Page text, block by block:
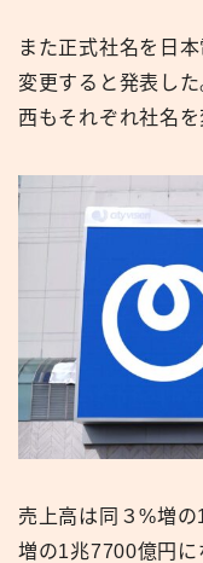
また正式社名を日
変更すると発表し
西もそれぞれ社名
売上高は同３%増
増の1兆7700億円